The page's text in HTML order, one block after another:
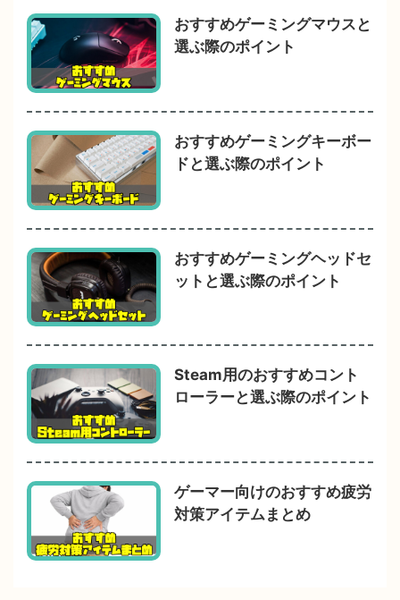
おすすめゲーミングマウスと
選ぶ際のポイント
おすすめゲーミングキーボー
ドと選ぶ際のポイント
おすすめゲーミングヘッドセ
ットと選ぶ際のポイント
Steam用のおすすめコント
ローラーと選ぶ際のポイント
ゲーマー向けのおすすめ疲労
対策アイテムまとめ